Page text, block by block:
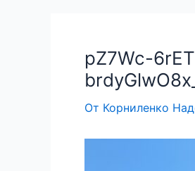
pZ7Wc-
От Корниленко